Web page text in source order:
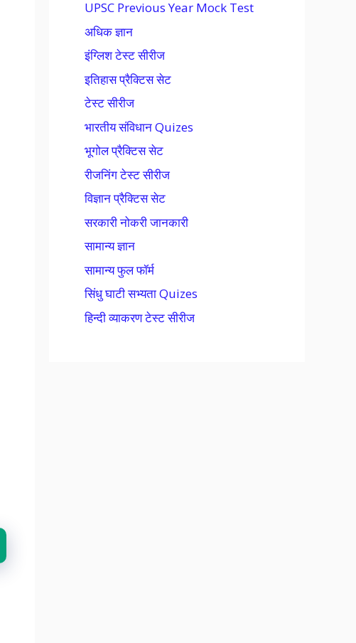
UPSC Previous Year Mock Test
अधिक ज्ञान
इंग्लिश टेस्ट सीरीज
इतिहास प्रैक्टिस सेट
टेस्ट सीरीज
भारतीय संविधान Quizes
भूगोल प्रैक्टिस सेट
रीजनिंग टेस्ट सीरीज
विज्ञान प्रैक्टिस सेट
सरकारी नोकरी जानकारी
सामान्य ज्ञान
सामान्य फुल फॉर्म
सिंधु घाटी सभ्यता Quizes
हिन्दी व्याकरण टेस्ट सीरीज